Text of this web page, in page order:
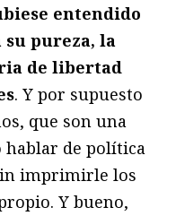
entendido
pureza, la
de libertad
. Y por supuesto
que son una
de política
imprimirle los
Y bueno,